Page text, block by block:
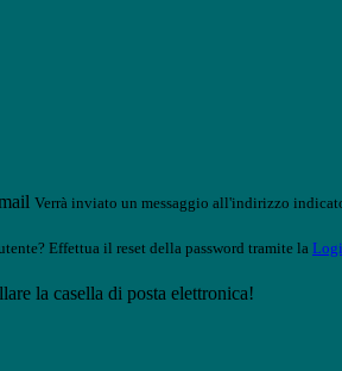
Verrà inviato un messaggio all'indirizzo
Effettua il reset della password tramite la
la casella di posta elettronica!